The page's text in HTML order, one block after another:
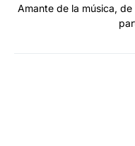
Amante de la música,